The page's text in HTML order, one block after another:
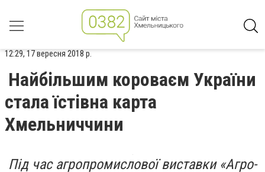
12:29, 17 вересня 2018 р.
Найбільшим короваєм України
стала їстівна карта
Хмельниччини
Під час агропромислової виставки «Агро-